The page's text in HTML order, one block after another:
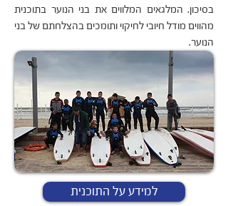
בסיכון. המלגאים המלווים את בני הנוער בתוכנית
מהווים מודל חיובי לחיקוי ותומכים בהצלחתם של בני
הנוער.
למידע על התוכנית